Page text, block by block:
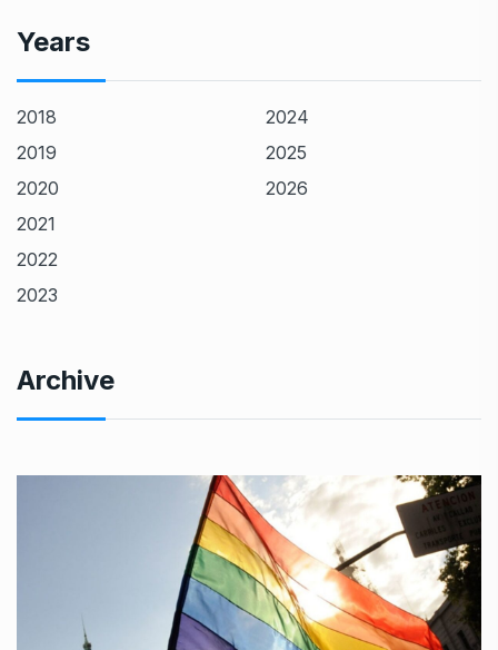
Years
2018
2019
2020
2021
2022
2023
2024
2025
2026
Archive